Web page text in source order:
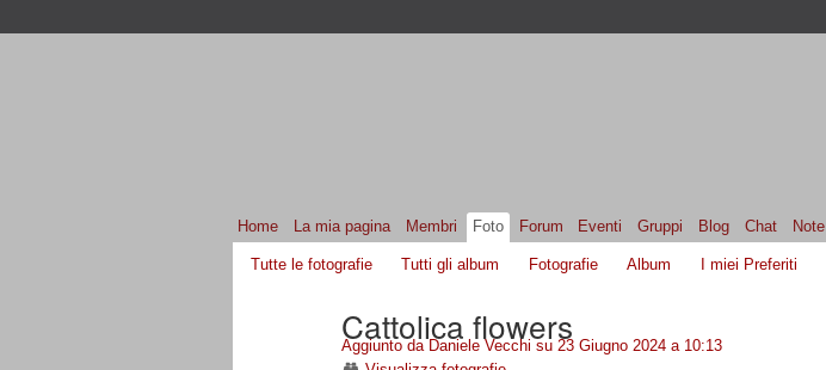
Home La mia pagina Membri Foto Forum Eventi Gruppi Blog Chat Note
Tutte le fotografie Tutti gli album Fotografie Album I miei Preferiti
Cattolica flowers
Aggiunto da Daniele Vecchi su 23 Giugno 2024 a 10:13